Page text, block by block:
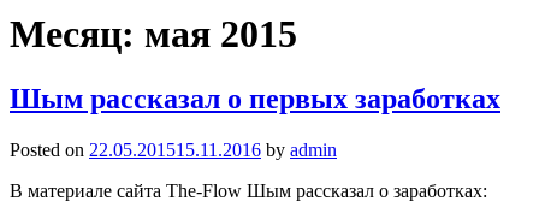
Месяц: мая 2015
Шым рассказал о первых заработках
Posted on 22.05.201515.11.2016 by admin
В материале сайта The-Flow Шым рассказал о заработках: